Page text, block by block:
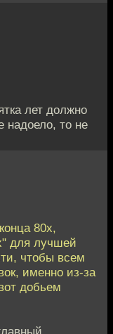
лет должно
надоело, то не
80х,
для лучшей
чтобы всем
именно из-за
добьем